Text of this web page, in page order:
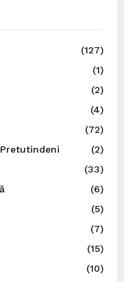
(127)
(1)
(2)
(4)
(72)
(2)
(33)
(6)
(5)
(7)
(15)
(10)